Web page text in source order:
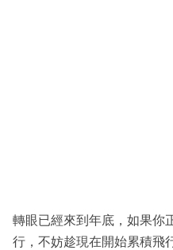
區
轉眼已經來到年底，如果你
行，不妨趁現在開始累積飛